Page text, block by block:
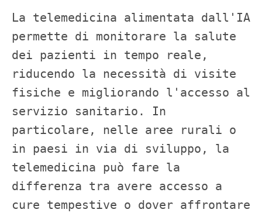
La telemedicina alimentata dall'IA
permette di monitorare la salute
dei pazienti in tempo reale,
riducendo la necessità di visite
fisiche e migliorando l'accesso al
servizio sanitario. In
particolare, nelle aree rurali o
in paesi in via di sviluppo, la
telemedicina può fare la
differenza tra avere accesso a
cure tempestive o dover affrontare